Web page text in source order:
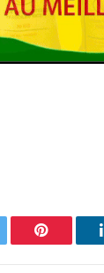
Pinterest